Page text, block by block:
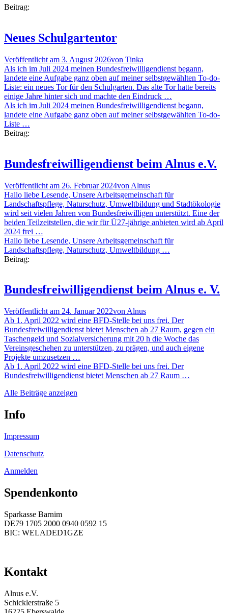
Beitrag:
Neues Schulgartentor
Veröffentlicht am 3. August 2026von Tinka
Als ich im Juli 2024 meinen Bundesfreiwilligendienst begann,
landete eine Aufgabe ganz oben auf meiner selbstgewählten To-do-
Liste: ein neues Tor für den Schulgarten. Das alte Tor hatte bereits
einige Jahre hinter sich und machte den Eindruck …
Als ich im Juli 2024 meinen Bundesfreiwilligendienst begann,
landete eine Aufgabe ganz oben auf meiner selbstgewählten To-do-
Liste …
Beitrag:
Bundesfreiwilligendienst beim Alnus e.V.
Veröffentlicht am 26. Februar 2024von Alnus
Hallo liebe Lesende, Unsere Arbeitsgemeinschaft für
Landschaftspflege, Naturschutz, Umweltbildung und Stadtökologie
wird seit vielen Jahren von Bundesfreiwilligen unterstützt. Eine der
beiden Teilzeitstellen, die wir für Ü27-jährige anbieten wird ab April
2024 frei …
Hallo liebe Lesende, Unsere Arbeitsgemeinschaft für
Landschaftspflege, Naturschutz, Umweltbildung …
Beitrag:
Bundesfreiwilligendienst beim Alnus e. V.
Veröffentlicht am 24. Januar 2022von Alnus
Ab 1. April 2022 wird eine BFD-Stelle bei uns frei. Der
Bundesfreiwilligendienst bietet Menschen ab 27 Raum, gegen ein
Taschengeld und Sozialversicherung mit 20 h die Woche das
Vereinsgeschehen zu unterstützen, zu prägen, und auch eigene
Projekte umzusetzen …
Ab 1. April 2022 wird eine BFD-Stelle bei uns frei. Der
Bundesfreiwilligendienst bietet Menschen ab 27 Raum …
Alle Beiträge anzeigen
Info
Impressum
Datenschutz
Anmelden
Spendenkonto
Sparkasse Barnim
DE79 1705 2000 0940 0592 15
BIC: WELADED1GZE
Kontakt
Alnus e.V.
Schicklerstraße 5